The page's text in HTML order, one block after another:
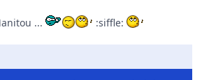
...
:siffle: